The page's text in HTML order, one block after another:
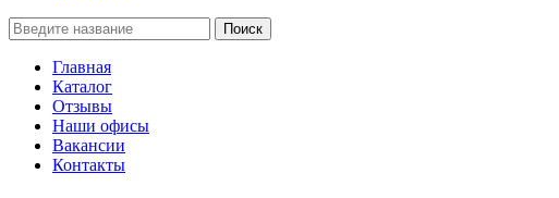
Поиск
Главная
Каталог
Отзывы
Наши офисы
Вакансии
Контакты